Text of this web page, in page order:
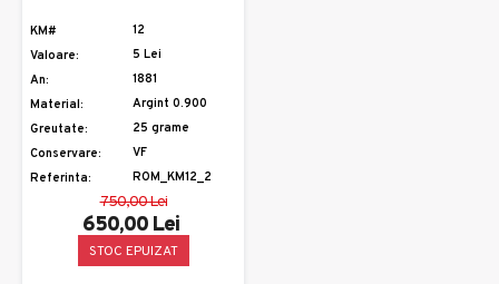
KM#
12
Valoare:
5 Lei
An:
1881
Material:
Argint 0.900
Greutate:
25 grame
Conservare:
VF
Referinta:
ROM_KM12_2
750,00 Lei
650,00 Lei
STOC EPUIZAT